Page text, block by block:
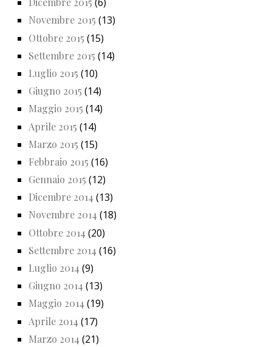
Novembre 2015 (13)
Ottobre 2015 (15)
Settembre 2015 (14)
Luglio 2015 (10)
Giugno 2015 (14)
Maggio 2015 (14)
Aprile 2015 (14)
Marzo 2015 (15)
Febbraio 2015 (16)
Gennaio 2015 (12)
Dicembre 2014 (13)
Novembre 2014 (18)
Ottobre 2014 (20)
Settembre 2014 (16)
Luglio 2014 (9)
Giugno 2014 (13)
Maggio 2014 (19)
Aprile 2014 (17)
Marzo 2014 (21)